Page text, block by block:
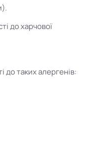
до харчової
до таких алергенів: